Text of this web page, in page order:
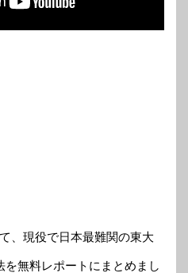
、現役で日本最難関の東大
無料レポートにまとめまし